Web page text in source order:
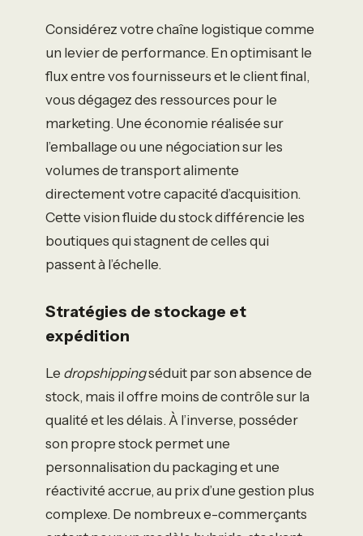
Considérez votre chaîne logistique comme
un levier de performance. En optimisant le
flux entre vos fournisseurs et le client final,
vous dégagez des ressources pour le
marketing. Une économie réalisée sur
l’emballage ou une négociation sur les
volumes de transport alimente
directement votre capacité d’acquisition.
Cette vision fluide du stock différencie les
boutiques qui stagnent de celles qui
passent à l’échelle.
Stratégies de stockage et
expédition
Le dropshippingséduit par son absence de
stock, mais il offre moins de contrôle sur la
qualité et les délais. À l’inverse, posséder
son propre stock permet une
personnalisation du packaging et une
réactivité accrue, au prix d’une gestion plus
complexe. De nombreux e-commerçants